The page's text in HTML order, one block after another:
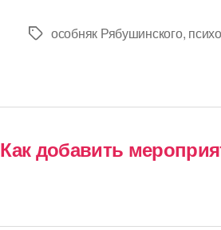
Меткиособняк Рябушинского,
Как добавить